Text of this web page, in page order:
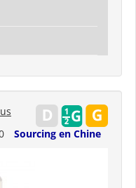
Sourcing en Chine